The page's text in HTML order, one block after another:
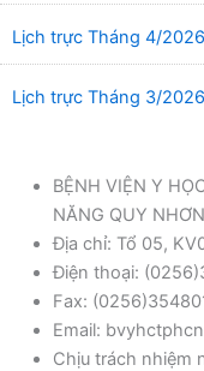
Lịch trực Tháng 4/2026
Lịch trực Tháng 3/2026
BỆNH VIỆN Y
NĂNG QUY NHƠN
Địa chỉ: Tổ 05,
Điện thoại:
Fax:
Email:
Chịu trách nhiệm